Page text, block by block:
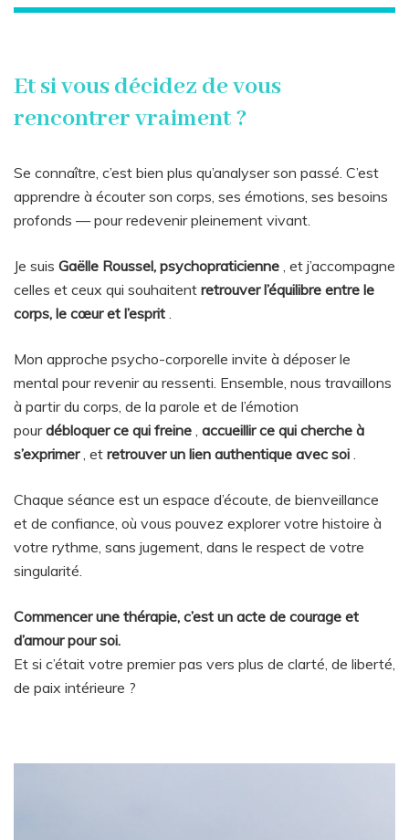
Et si vous décidez de vous
rencontrer vraiment ?
Se connaître, c’est bien plus qu’analyser son passé. C’est
apprendre à écouter son corps, ses émotions, ses besoins
profonds — pour redevenir pleinement vivant.
Je suis Gaëlle Roussel, psychopraticienne , et j’accompagne
celles et ceux qui souhaitent retrouver l’équilibre entre le
corps, le cœur et l’esprit .
Mon approche psycho-corporelle invite à déposer le
mental pour revenir au ressenti. Ensemble, nous travaillons
à partir du corps, de la parole et de l’émotion
pourdébloquer ce qui freine , accueillir ce qui cherche à
s’exprimer, et retrouver un lien authentique avec soi .
Chaque séance est un espace d’écoute, de bienveillance
et de confiance, où vous pouvez explorer votre histoire à
votre rythme, sans jugement, dans le respect de votre
singularité.
Commencer une thérapie, c’est un acte de courage et
d’amour pour soi.
Et si c’était votre premier pas vers plus de clarté, de liberté,
de paix intérieure ?